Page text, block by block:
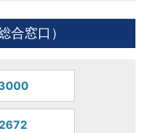
合窓口）